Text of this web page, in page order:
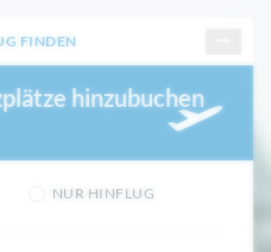
FINDEN
hinzubuchen
NUR HINFLUG